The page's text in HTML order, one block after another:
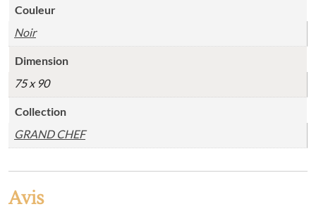
Couleur
Noir
Dimension
75 x 90
Collection
GRAND CHEF
Avis